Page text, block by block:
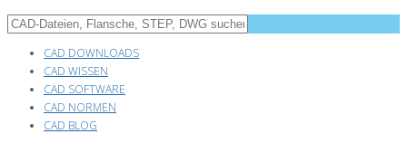
CAD DOWNLOADS
CAD WISSEN
CAD SOFTWARE
CAD NORMEN
CAD BLOG